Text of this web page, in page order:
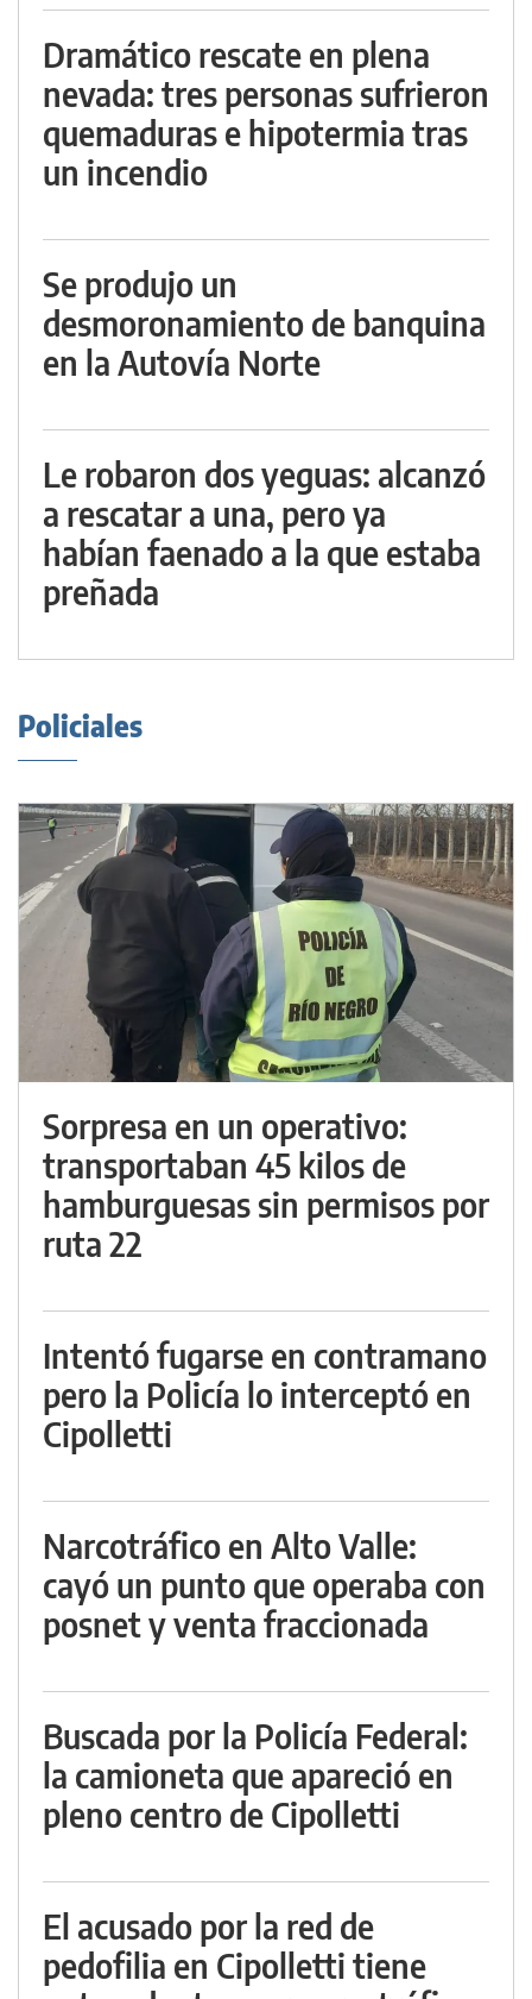
Dramático rescate en plena
nevada: tres personas sufrieron
quemaduras e hipotermia tras
un incendio
Se produjo un
desmoronamiento de banquina
en la Autovía Norte
Le robaron dos yeguas: alcanzó
a rescatar a una, pero ya
habían faenado a la que estaba
preñada
Policiales
Sorpresa en un operativo:
transportaban 45 kilos de
hamburguesas sin permisos por
ruta 22
Intentó fugarse en contramano
pero la Policía lo interceptó en
Cipolletti
Narcotráfico en Alto Valle:
cayó un punto que operaba con
posnet y venta fraccionada
Buscada por la Policía Federal:
la camioneta que apareció en
pleno centro de Cipolletti
El acusado por la red de
pedofilia en Cipolletti tiene